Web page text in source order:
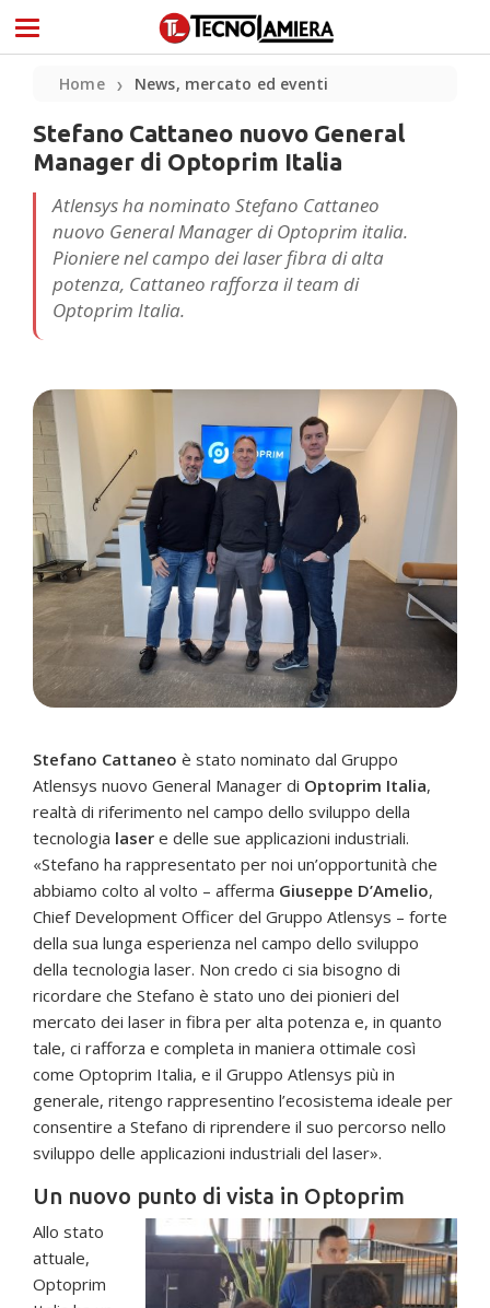
Home ❯ News, mercato ed eventi
Stefano Cattaneo nuovo General
Manager di Optoprim Italia
Atlensys ha nominato Stefano Cattaneo
nuovo General Manager di Optoprim italia.
Pioniere nel campo dei laser fibra di alta
potenza, Cattaneo rafforza il team di
Optoprim Italia.
Stefano Cattaneo è stato nominato dal Gruppo
Atlensys nuovo General Manager di Optoprim Italia,
realtà di riferimento nel campo dello sviluppo della
tecnologia laser e delle sue applicazioni industriali.
«Stefano ha rappresentato per noi un’opportunità che
abbiamo colto al volto – afferma Giuseppe D’Amelio,
Chief Development Officer del Gruppo Atlensys – forte
della sua lunga esperienza nel campo dello sviluppo
della tecnologia laser. Non credo ci sia bisogno di
ricordare che Stefano è stato uno dei pionieri del
mercato dei laser in fibra per alta potenza e, in quanto
tale, ci rafforza e completa in maniera ottimale così
come Optoprim Italia, e il Gruppo Atlensys più in
generale, ritengo rappresentino l’ecosistema ideale per
consentire a Stefano di riprendere il suo percorso nello
sviluppo delle applicazioni industriali del laser».
Un nuovo punto di vista in Optoprim
Allo stato
attuale,
Optoprim